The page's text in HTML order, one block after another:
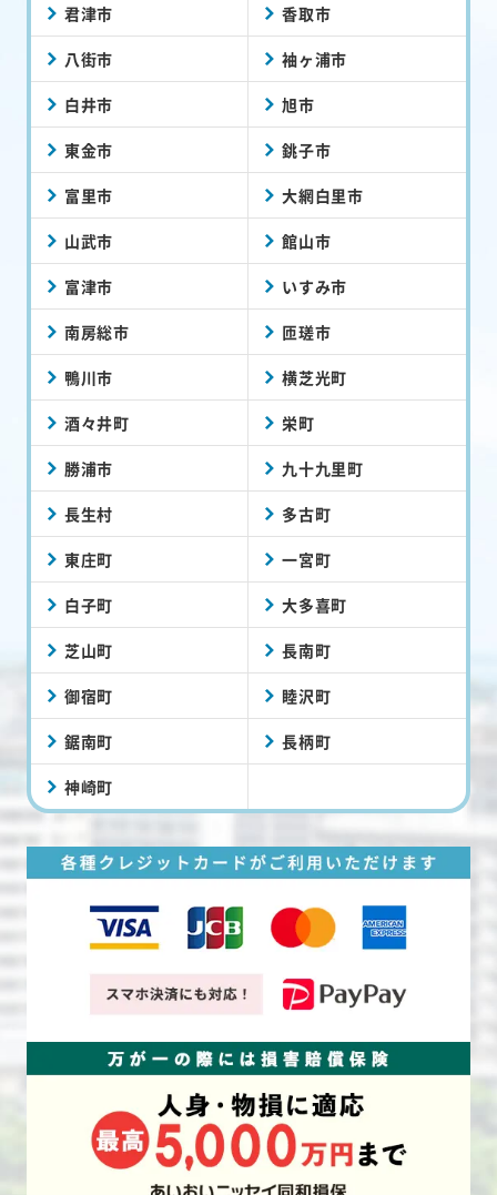
君津市 香取市
八街市 袖ヶ浦市
白井市 旭市
東金市 銚子市
富里市 大網白里市
山武市 館山市
富津市 いすみ市
南房総市 匝瑳市
鴨川市 横芝光町
酒々井町 栄町
勝浦市 九十九里町
長生村 多古町
東庄町 一宮町
白子町 大多喜町
芝山町 長南町
御宿町 睦沢町
鋸南町 長柄町
神崎町